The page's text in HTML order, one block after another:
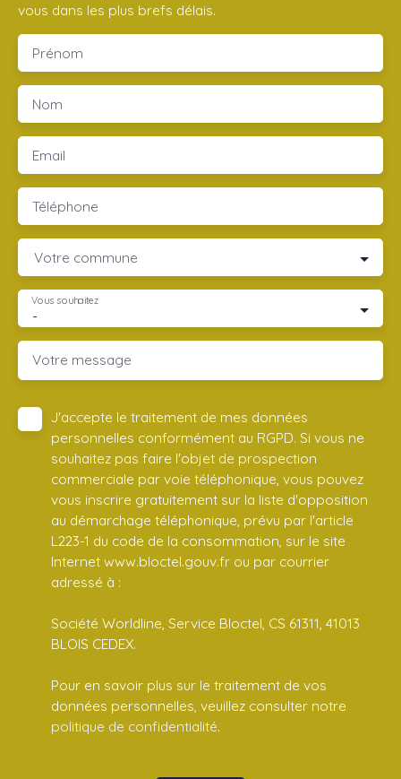
vous dans les plus brefs délais.
Prénom
Nom
Email
Téléphone
Votre commune
-
Vous souhaitez
Votre message
J'accepte le traitement de mes données
personnelles conformément au RGPD. Si vous ne
souhaitez pas faire l'objet de prospection
commerciale par voie téléphonique, vous pouvez
vous inscrire gratuitement sur la liste d'opposition
au démarchage téléphonique, prévu par l'article
L223-1 du code de la consommation, sur le site
Internet www.bloctel.gouv.fr ou par courrier
adressé à :
Société Worldline, Service Bloctel, CS 61311, 41013
BLOIS CEDEX.
Pour en savoir plus sur le traitement de vos
données personnelles, veuillez consulter notre
politique de confidentialité.